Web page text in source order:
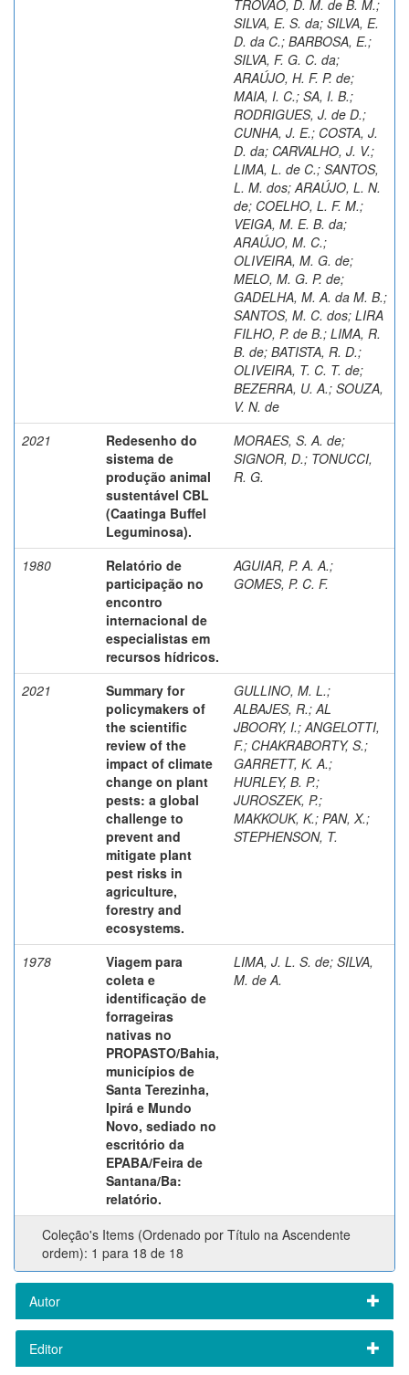
TROVÃO, D. M. de B. M.;
SILVA, E. S. da; SILVA, E.
D. da C.; BARBOSA, E.;
SILVA, F. G. C. da;
ARAÚJO, H. F. P. de;
MAIA, I. C.; SA, I. B.;
RODRIGUES, J. de D.;
CUNHA, J. E.; COSTA, J.
D. da; CARVALHO, J. V.;
LIMA, L. de C.; SANTOS,
L. M. dos; ARAÚJO, L. N.
de; COELHO, L. F. M.;
VEIGA, M. E. B. da;
ARAÚJO, M. C.;
OLIVEIRA, M. G. de;
MELO, M. G. P. de;
GADELHA, M. A. da M. B.;
SANTOS, M. C. dos; LIRA
FILHO, P. de B.; LIMA, R.
B. de; BATISTA, R. D.;
OLIVEIRA, T. C. T. de;
BEZERRA, U. A.; SOUZA,
V. N. de
2021
Redesenho do
sistema de
produção animal
sustentável CBL
(Caatinga Buffel
Leguminosa).
MORAES, S. A. de;
SIGNOR, D.; TONUCCI,
R. G.
1980
Relatório de
participação no
encontro
internacional de
especialistas em
recursos hídricos.
AGUIAR, P. A. A.;
GOMES, P. C. F.
2021
Summary for
policymakers of
the scientific
review of the
impact of climate
change on plant
pests: a global
challenge to
prevent and
mitigate plant
pest risks in
agriculture,
forestry and
ecosystems.
GULLINO, M. L.;
ALBAJES, R.; AL
JBOORY, I.; ANGELOTTI,
F.; CHAKRABORTY, S.;
GARRETT, K. A.;
HURLEY, B. P.;
JUROSZEK, P.;
MAKKOUK, K.; PAN, X.;
STEPHENSON, T.
1978
Viagem para
coleta e
identificação de
forrageiras
nativas no
PROPASTO/Bahia,
municípios de
Santa Terezinha,
Ipirá e Mundo
Novo, sediado no
escritório da
EPABA/Feira de
Santana/Ba:
relatório.
LIMA, J. L. S. de; SILVA,
M. de A.
Coleção's Items (Ordenado por Título na Ascendente
ordem): 1 para 18 de 18
Autor
Editor